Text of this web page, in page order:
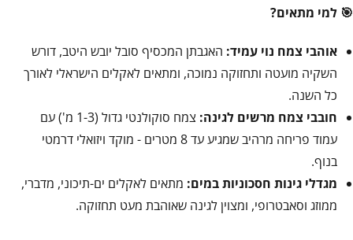
🎯 למי מתאים?
אוהבי צמח נוי עמיד: האגבתן המכסיף סובל יובש היטב, דורש
השקיה מועטה ותחזוקה נמוכה, ומתאים לאקלים הישראלי לאורך
כל השנה.
חובבי צמח מרשים לגינה:
צמח סוקולנטי גדול (1-3 מ') עם
עמוד פריחה מרהיב שמגיע עד 8 מטרים - מוקד ויזואלי דרמטי
בנוף.
מגדלי גינות חסכוניות במים: מתאים לאקלים ים-תיכוני, מדברי,
ממוזג וסאבטרופי, ומצוין לגינה שאוהבת מעט תחזוקה.